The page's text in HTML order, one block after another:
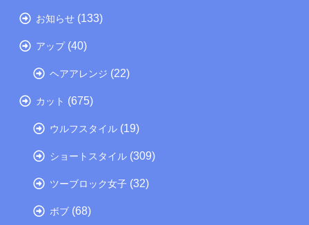
お知らせ (133)
アップ(40)
ヘアアレンジ (22)
カット (675)
ウルフスタイル (19)
ショートスタイル (309)
ツーブロック女子 (32)
ボブ (68)